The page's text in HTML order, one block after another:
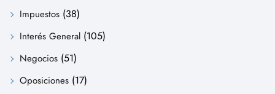
Impuestos (38)
Interés General (105)
Negocios (51)
Oposiciones (17)